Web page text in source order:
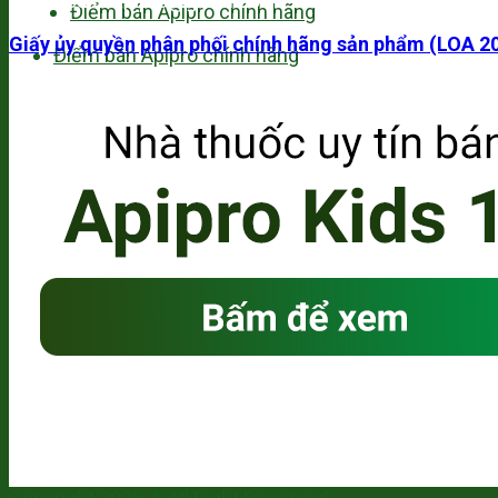
Điểm bán Apipro chính hãng
Điểm bán Apipro chính hãng
Giấy ủy quyền phân phối chính hãng sản phẩm (LOA